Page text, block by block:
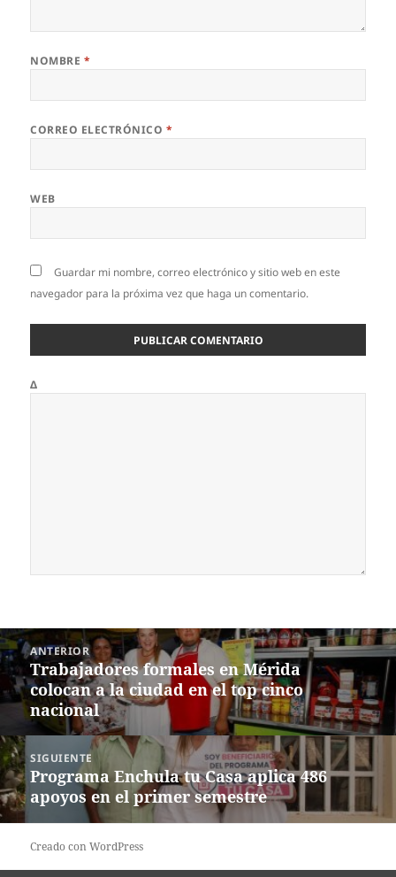
NOMBRE *
CORREO ELECTRÓNICO *
WEB
Guardar mi nombre, correo electrónico y sitio web en este
navegador para la próxima vez que haga un comentario.
Δ
Navegación
de
entradas
ANTERIOR
Entrada
anterior:
Trabajadores formales en Mérida
colocan a la ciudad en el top cinco
nacional
SIGUIENTE
Siguiente
entrada:
Programa Enchula tu Casa aplica 486
apoyos en el primer semestre
Creado con WordPress